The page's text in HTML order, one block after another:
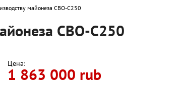
майонеза СВО-С250
СВО-С250
Цена:
1 863 000 rub